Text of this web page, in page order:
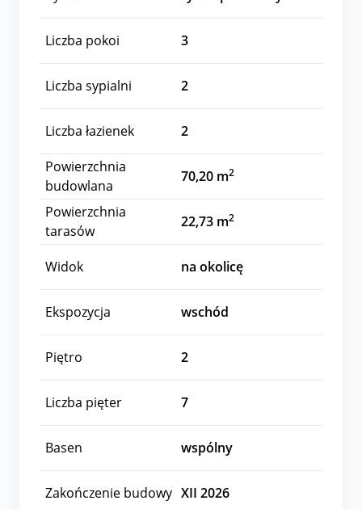
Liczba pokoi 3
Liczba sypialni 2
Liczba łazienek
2
Powierzchnia
budowlana
70,20 m2
Powierzchnia
tarasów
22,73 m2
Widok na okolicę
Ekspozycja wschód
Piętro 2
Liczba pięter 7
Basen wspólny
Zakończenie budowy XII 2026